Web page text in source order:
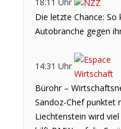
Die letzte Chance:
Autobranche gegen
14:31 Uhr
Bürohr –
Sandoz-Chef punktet
Liechtenstein wird